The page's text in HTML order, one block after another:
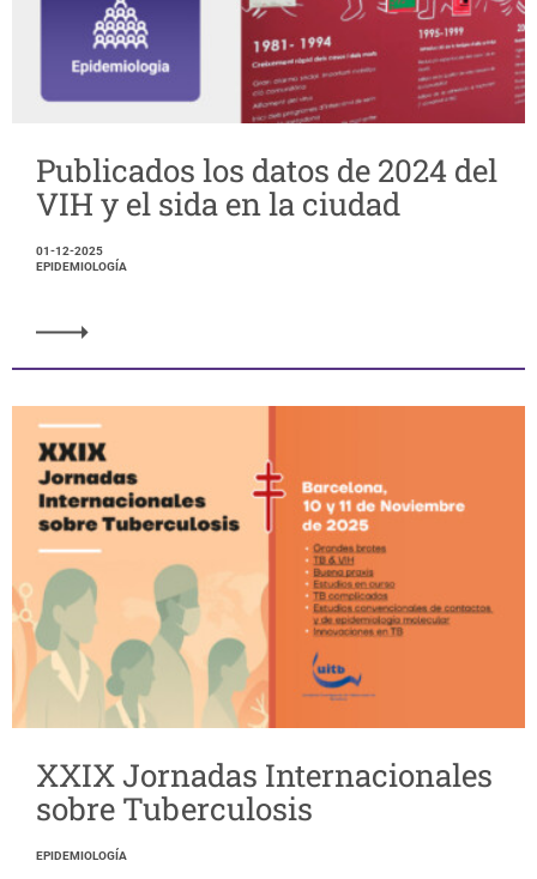
Publicados los datos de 2024 del
VIH y el sida en la ciudad
01-12-2025
EPIDEMIOLOGÍA
XXIX Jornadas Internacionales
sobre Tuberculosis
EPIDEMIOLOGÍA